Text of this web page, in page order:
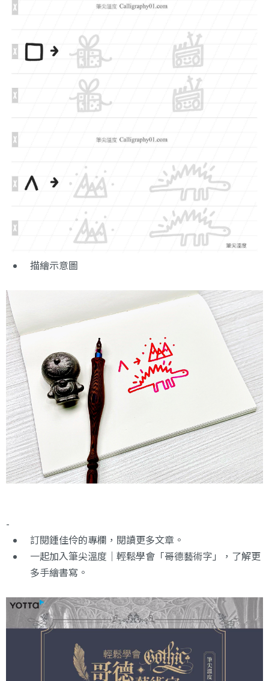
描繪示意圖
-
訂閱鍾佳伶的專欄 ，閱讀更多文章。
一起加入筆尖溫度｜輕鬆學會「哥德藝術字」
，了解更
多手繪書寫。